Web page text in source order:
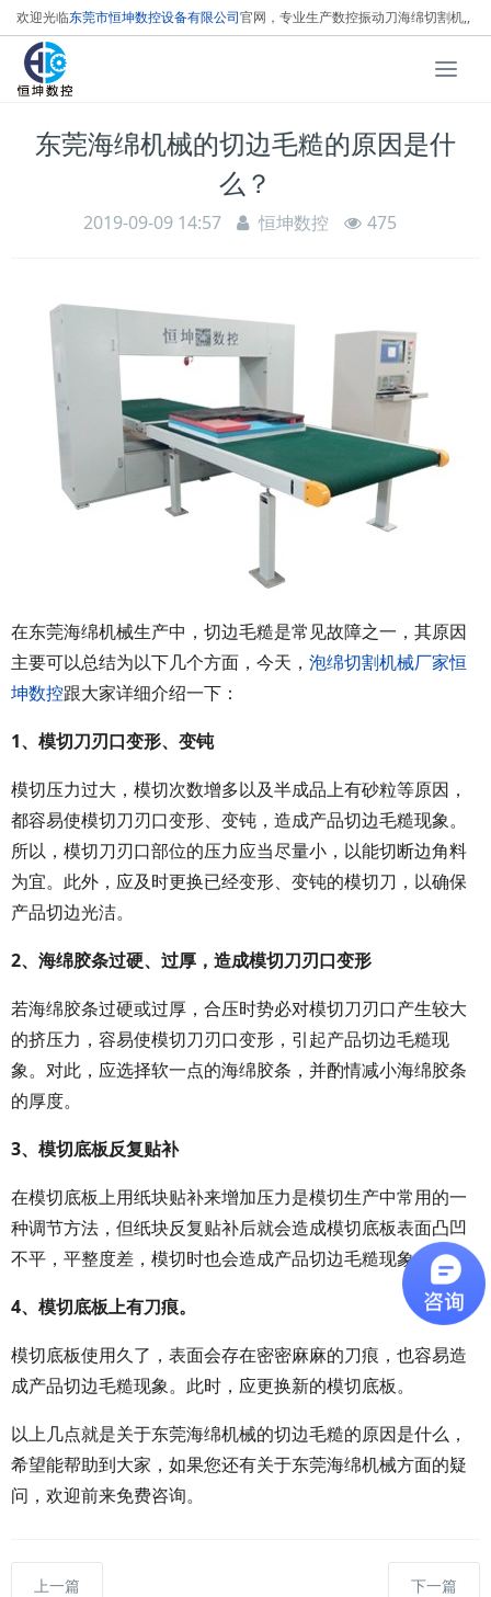
欢迎光临东莞市恒坤数控设备有限公司官网，专业生产数控振动刀海绵切割机,,
数控循环刀海绵切割机，
T
g
东莞海绵机械的切边毛糙的原因是什
么？
2019-09-09 14:57 恒坤数控 475
在东莞海绵机械生产中，切边毛糙是常见故障之一，其原因
主要可以总结为以下几个方面，今天， 泡绵切割机械厂家恒
坤数控跟大家详细介绍一下：
1、模切刀刃口变形、变钝
模切压力过大，模切次数增多以及半成品上有砂粒等原因，
都容易使模切刀刃口变形、变钝，造成产品切边毛糙现象。
所以，模切刀刃口部位的压力应当尽量小，以能切断边角料
为宜。此外，应及时更换已经变形、变钝的模切刀，以确保
产品切边光洁。
2、海绵胶条过硬、过厚，造成模切刀刃口变形
若海绵胶条过硬或过厚，合压时势必对模切刀刃口产生较大
的挤压力，容易使模切刀刃口变形，引起产品切边毛糙现
象。对此，应选择软一点的海绵胶条，并酌情减小海绵胶条
的厚度。
3、模切底板反复贴补
在模切底板上用纸块贴补来增加压力是模切生产中常用的一
种调节方法，但纸块反复贴补后就会造成模切底板表面凸凹
不平，平整度差，模切时也会造成产品切边毛糙现象。
4、模切底板上有刀痕。
模切底板使用久了，表面会存在密密麻麻的刀痕，也容易造
成产品切边毛糙现象。此时，应更换新的模切底板。
以上几点就是关于东莞海绵机械的切边毛糙的原因是什么，
希望能帮助到大家，如果您还有关于东莞海绵机械方面的疑
问，欢迎前来免费咨询。
上一篇 下一篇